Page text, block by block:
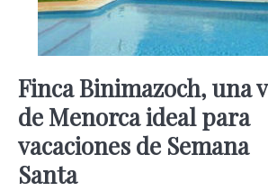
Finca Binimazoch, una
de Menorca ideal para
vacaciones de Semana
Santa